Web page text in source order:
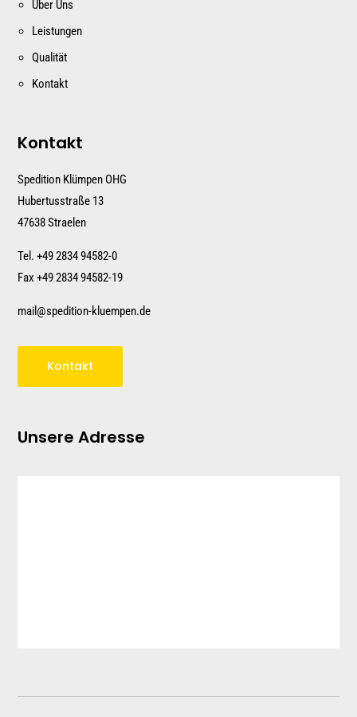
Über Uns
Leistungen
Qualität
Kontakt
Kontakt
Spedition Klümpen OHG
Hubertusstraße 13
47638 Straelen
Tel. +49 2834 94582-0
Fax +49 2834 94582-19
mail@spedition-kluempen.de
Kontakt
Unsere Adresse